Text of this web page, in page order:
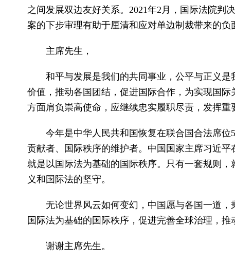
之间发展双边友好关系。2021年2月，国际法院判
案的下步审理有助于厘清和应对单边制裁带来的负
主席先生，
和平与发展是我们的共同事业，公平与正义
价值，推动各国团结，促进国际合作，为实现国
方面肩负崇高使命，应继续忠实履职尽责，发挥重
今年是中华人民共和国恢复在联合国合法席
贡献者、国际秩序的维护者。中国国家主席习近
就是以国际法为基础的国际秩序。只有一套规则
义和国际法的坚守。
无论世界风云如何变幻，中国愿与各国一道
国际法为基础的国际秩序，促进完善全球治理，推
谢谢主席先生。